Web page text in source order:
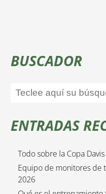
BUSCADOR
ENTRADAS
Todo sobre la Copa
Equipo de monitores de
2026